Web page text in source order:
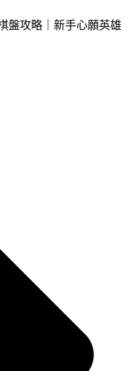
盤攻略｜新手心願英雄